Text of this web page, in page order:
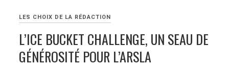
LES CHOIX DE LA RÉDACTION
L’ICE BUCKET CHALLENGE, UN SEAU DE
GÉNÉROSITÉ POUR L’ARSLA